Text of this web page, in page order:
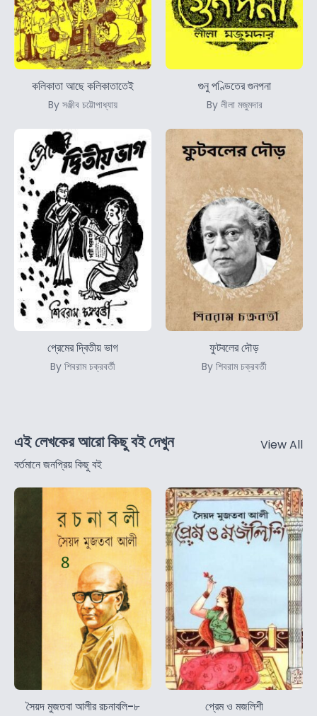
কলিকাতা আছে কলিকাতাতেই
By সঞ্জীব চট্টোপাধ্যায়
গুনু পণ্ডিতের গুনপনা
By লীলা মজুমদার
প্রেমের দ্বিতীয় ভাগ
By শিবরাম চক্রবর্তী
ফুটবলের দৌড়
By শিবরাম চক্রবর্তী
এই লেখকের আরো কিছু বই দেখুন
বর্তমানে জনপ্রিয় কিছু বই
View All
সৈয়দ মুজতবা আলীর রচনাবলি-৮ প্রেম ও মজলিশী